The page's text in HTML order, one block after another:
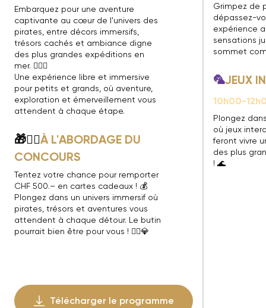
Embarquez pour une aventure
captivante au cœur de l'univers des
pirates, entre décors immersifs,
trésors cachés et ambiance digne
des plus grandes expéditions en
mer. 🏴‍☠️⚓
Une expérience libre et immersive
pour petits et grands, où aventure,
exploration et émerveillement vous
attendent à chaque étape.
🎁🏴‍☠️À L'ABORDAGE DU
CONCOURS
Tentez votre chance pour remporter
CHF 500.– en cartes cadeaux ! 💰
Plongez dans un univers immersif où
pirates, trésors et aventures vous
attendent à chaque détour. Le butin
pourrait bien être pour vous ! 🏴‍☠️💎
Télécharger le programme
Grimpez de
dépassez-
expérience
sensations
sommet
🦜JEUX
10h00-
Plongez
où jeux
feront vivre
des plus
! 🌊